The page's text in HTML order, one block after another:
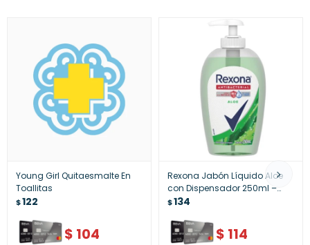
Young Girl Quitaesmalte En
Toallitas
$122
$ 104
Rexona Jabón Líquido Aloe
con Dispensador 250ml –
Suavidad e Hidratación
$134
$ 114